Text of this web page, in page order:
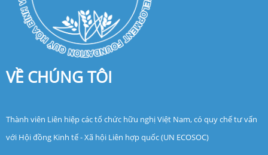
VỀ CHÚNG TÔI
Thành viên Liên hiệp các tổ chức hữu nghị Việt Nam, có quy chế tư vấn
với Hội đồng Kinh tế - Xã hội Liên hợp quốc (UN ECOSOC)